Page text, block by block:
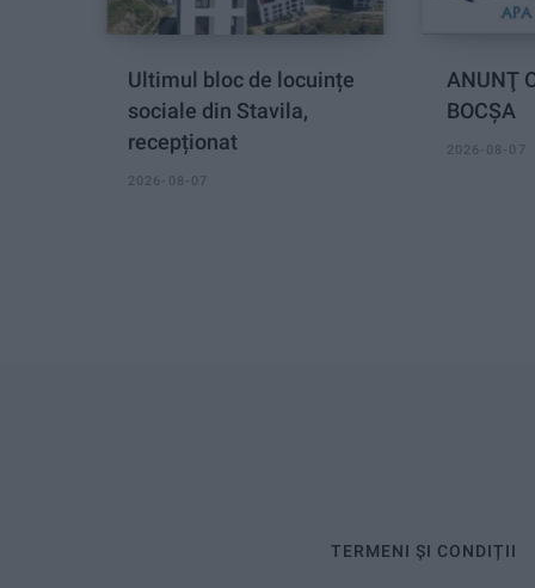
Ultimul bloc de locuințe
sociale din Stavila,
recepționat
2026-08-07
ANUNŢ
BOCȘA
2026-08-07
TERMENI ȘI CONDIȚII